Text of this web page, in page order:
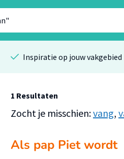
Inspiratie op jouw vakgebied
1 Resultaten
Zocht je misschien:vang,
Als pap Piet wordt